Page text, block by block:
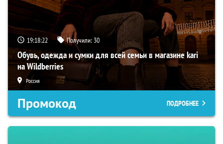
19:18:21 Получили: 30
Обувь, одежда и сумки для всей семьи в магазине kari
на Wildberries
Россия
Промокод ПОДРОБНЕЕ